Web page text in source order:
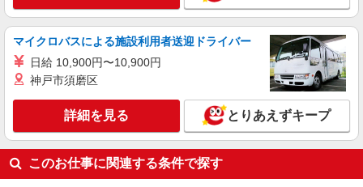
マイクロバスによる施設利用者送迎ドライバー
日給 10,900円〜10,900円
神戸市須磨区
詳細を見る とりあえずキープ
このお仕事に関連する条件で探す